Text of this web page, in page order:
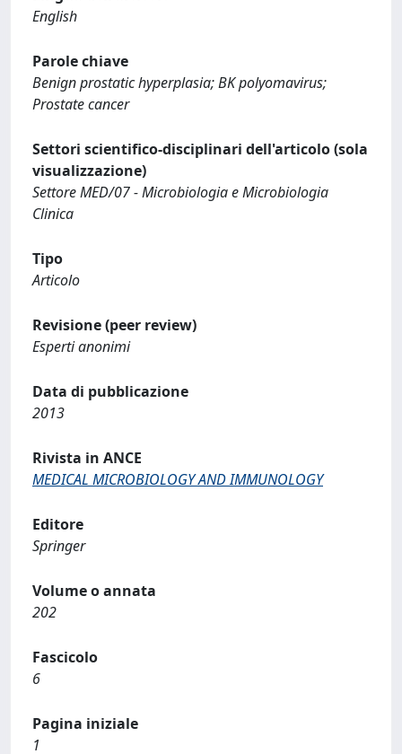
English
Parole chiave
Benign prostatic hyperplasia; BK polyomavirus;
Prostate cancer
Settori scientifico-disciplinari dell'articolo (sola
visualizzazione)
Settore MED/07 - Microbiologia e Microbiologia
Clinica
Tipo
Articolo
Revisione (peer review)
Esperti anonimi
Data di pubblicazione
2013
Rivista in ANCE
MEDICAL MICROBIOLOGY AND IMMUNOLOGY
Editore
Springer
Volume o annata
202
Fascicolo
6
Pagina iniziale
1